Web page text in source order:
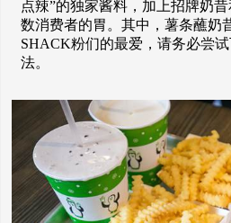
点辣”的独家酱料，加上招牌奶
数消费者的胃。其中，薯条蘸奶
SHACK粉们的最爱，请务必尝
法。